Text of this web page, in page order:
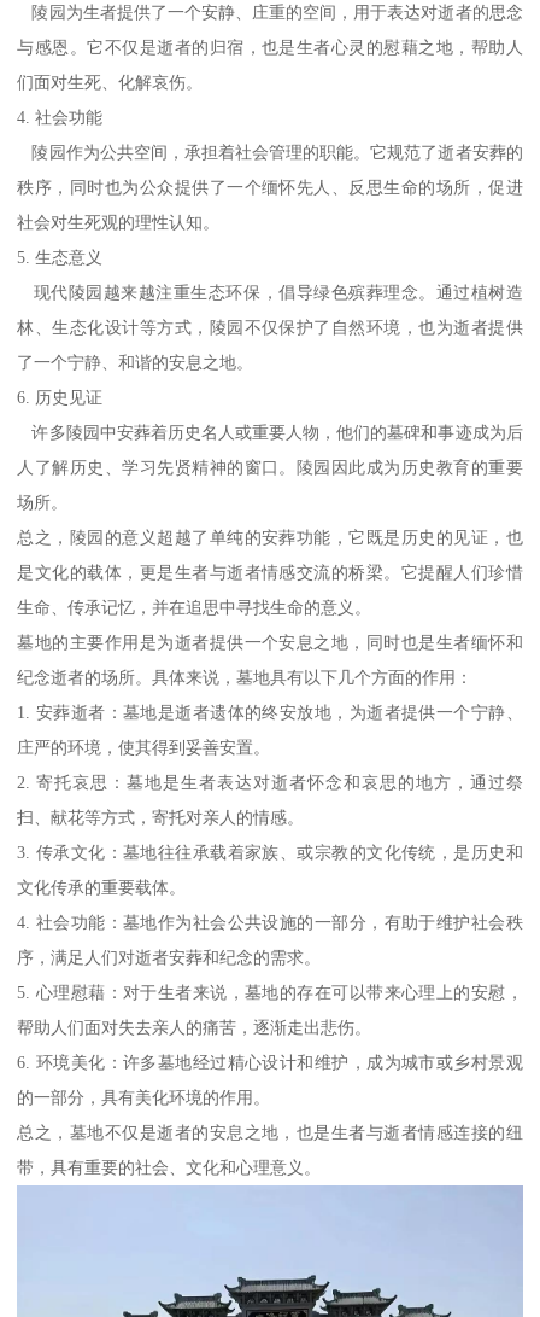
陵园为生者提供了一个安静、庄重的空间，用于表达对逝者的思念
与感恩。它不仅是逝者的归宿，也是生者心灵的慰藉之地，帮助人
们面对生死、化解哀伤。
4. 社会功能
陵园作为公共空间，承担着社会管理的职能。它规范了逝者安葬的
秩序，同时也为公众提供了一个缅怀先人、反思生命的场所，促进
社会对生死观的理性认知。
5. 生态意义
现代陵园越来越注重生态环保，倡导绿色殡葬理念。通过植树造
林、生态化设计等方式，陵园不仅保护了自然环境，也为逝者提供
了一个宁静、和谐的安息之地。
6. 历史见证
许多陵园中安葬着历史名人或重要人物，他们的墓碑和事迹成为后
人了解历史、学习先贤精神的窗口。陵园因此成为历史教育的重要
场所。
总之，陵园的意义超越了单纯的安葬功能，它既是历史的见证，也
是文化的载体，更是生者与逝者情感交流的桥梁。它提醒人们珍惜
生命、传承记忆，并在追思中寻找生命的意义。
墓地的主要作用是为逝者提供一个安息之地，同时也是生者缅怀和
纪念逝者的场所。具体来说，墓地具有以下几个方面的作用：
1. 安葬逝者：墓地是逝者遗体的终安放地，为逝者提供一个宁静、
庄严的环境，使其得到妥善安置。
2. 寄托哀思：墓地是生者表达对逝者怀念和哀思的地方，通过祭
扫、献花等方式，寄托对亲人的情感。
3. 传承文化：墓地往往承载着家族、或宗教的文化传统，是历史和
文化传承的重要载体。
4. 社会功能：墓地作为社会公共设施的一部分，有助于维护社会秩
序，满足人们对逝者安葬和纪念的需求。
5. 心理慰藉：对于生者来说，墓地的存在可以带来心理上的安慰，
帮助人们面对失去亲人的痛苦，逐渐走出悲伤。
6. 环境美化：许多墓地经过精心设计和维护，成为城市或乡村景观
的一部分，具有美化环境的作用。
总之，墓地不仅是逝者的安息之地，也是生者与逝者情感连接的纽
带，具有重要的社会、文化和心理意义。